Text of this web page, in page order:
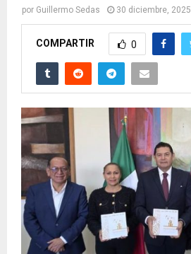
por Guillermo Sedas 30 diciembre, 2025
COMPARTIR 0